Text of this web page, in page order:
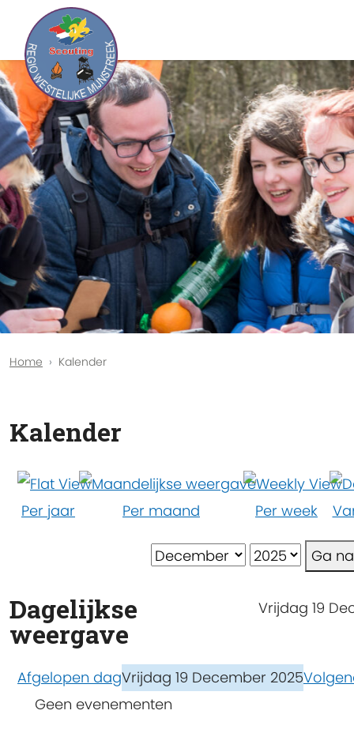
Home Kalender
Kalender
Per jaar Per maand Per week
Ga
Dagelijkse
weergave
Vrijdag 19
Afgelopen dagVrijdag 19 December 2025
Geen evenementen